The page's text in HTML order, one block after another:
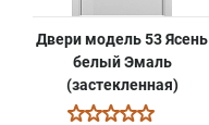
Двери модель 53 Ясень
белый Эмаль
(застекленная)